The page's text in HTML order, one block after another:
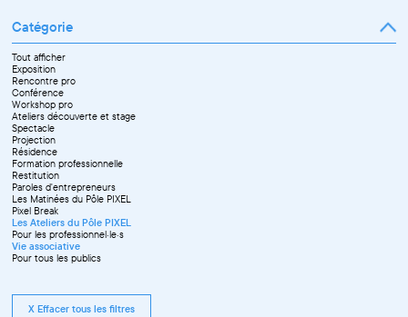
Catégorie
Tout afficher
Exposition
Rencontre pro
Conférence
Workshop pro
Ateliers découverte et stage
Spectacle
Projection
Résidence
Formation professionnelle
Restitution
Paroles d'entrepreneurs
Les Matinées du Pôle PIXEL
Pixel Break
Les Ateliers du Pôle PIXEL
Pour les professionnel·le·s
Vie associative
Pour tous les publics
X Effacer tous les filtres